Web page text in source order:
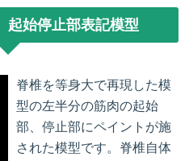
始停止部表記模型
脊椎を等身大で再現した模
型の左半分の筋肉の起始
部、停止部にペイントが施
された模型です。脊椎自体